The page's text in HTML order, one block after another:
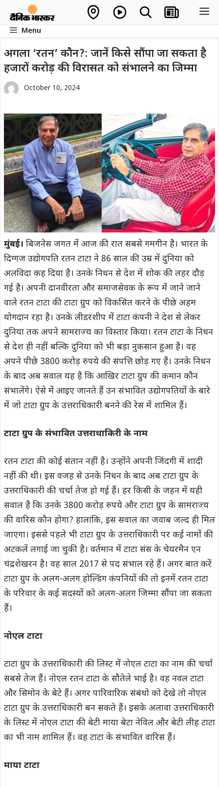
contentMenu
अगला ‘रतन’ कौन?: जानें किसे सौंपा जा सकता है
हजारों करोड़ की विरासत को संभालने का जिम्मा
October 10, 2024
मुंबई। बिजनेस जगत में आज की रात सबसे गमगीन है। भारत के
दिग्गज उद्योगपति रतन टाटा ने 86 साल की उम्र में दुनिया को
अलविदा कह दिया है। उनके निधन से देश में शोक की लहर दौड़
गई है। अपनी दानवीरता और समाजसेवक के रूप में जाने जाने
वाले रतन टाटा की टाटा ग्रुप को विकसित करने के पीछे अहम
योगदान रहा है। उनके लीडरशीप में टाटा कंपनी ने देश से लेकर
दुनिया तक अपने सामराज्य का विस्तार किया। रतन टाटा के निधन
से देश ही नहीं बल्कि दुनिया को भी बड़ा नुकसान हुआ है। वह
अपने पीछे 3800 करोड़ रुपये की संपत्ति छोड़ गए हैं। उनके निधन
के बाद अब सवाल यह है कि आखिर टाटा ग्रुप की कमान कौन
संभालेंगे। ऐसे में आइए जानते हैं उन संभावित उद्योगपतियों के बारे
में जो टाटा ग्रुप के उत्तराधिकारी बनने की रेस में शामिल हैं।
टाटा ग्रुप के संभावित उत्तराधाकिरी के नाम
रतन टाटा की कोई संतान नहीं है। उन्होंने अपनी जिंदगी में शादी
नहीं की थी। इस वजह से उनके निधन के बाद अब टाटा ग्रुप के
उत्तराधिकारी की चर्चा तेज हो गई हैं। हर किसी के जहन में यही
सवाल है कि उनके 3800 करोड़ रुपये और टाटा ग्रुप के सामराज्य
की वारिस कौन होगा? हालांकि, इस सवाल का जवाब जल्द ही मिल
जाएगा। इससे पहले भी टाटा ग्रुप के उत्तराधिकारी पर कई नामों की
अटकलें लगाई जा चुकी है। वर्तमान में टाटा संस के चेयरमैन एन
चंद्रशेखरन है। वह साल 2017 से पद संभाल रहे हैं। अगर बात करें
टाटा ग्रुप के अलग-अलग होल्डिंग कंपनियों की तो इनमें रतन टाटा
के परिवार के कई सदस्यों को अलग-अलग जिम्मा सौंपा जा सकता
हैं।
नोएल टाटा
टाटा ग्रुप के उत्तराधिकारी की लिस्ट में नोएल टाटा का नाम की चर्चा
सबसे तेज हैं। नोएल रतन टाटा के सौतेले भाई है। वह नवल टाटा
और सिमोन के बेटे हैं। अगर पारिवारिक संबंधो को देखे तो नोएल
टाटा ग्रुप के उत्तराधिकारी बन सकते हैं। इसके अलावा उत्तराधिकारी
के लिस्ट में नोएल टाटा की बेटी माया बेटा नेविल और बेटी लीह टाटा
का भी नाम शामिल हैं। वह टाटा के संभावित वारिस हैं।
माया टाटा